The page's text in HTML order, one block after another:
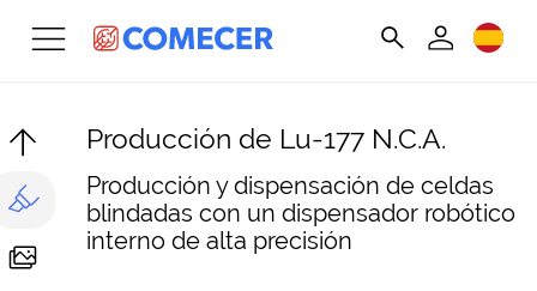
Producción de Lu-177 N.C.A.
Producción y dispensación de celdas
blindadas con un dispensador robótico
interno de alta precisión